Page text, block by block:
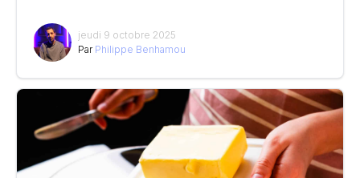
jeudi 9 octobre 2025
Par Philippe Benhamou